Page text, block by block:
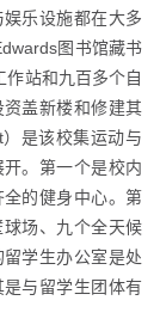
乐设施都在大多
图书馆藏书
站和九百多个自
盖新楼和修建其
是该校集运动与
。第一个是校内
的健身中心。第
场、九个全天候
学生办公室是处
与留学生团体有